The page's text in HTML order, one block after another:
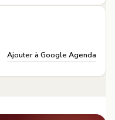
Ajouter à Google Agenda